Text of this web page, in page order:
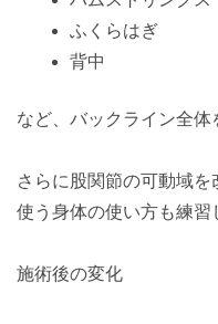
ふくらはぎ
背中
など、バックライン全体
さらに股関節の可動域
使う身体の使い方も練習
施術後の変化